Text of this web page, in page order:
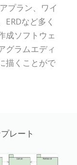
プラン、ワイ
など多く
成ソフトウェ
グラムエディ
描くことがで
レート